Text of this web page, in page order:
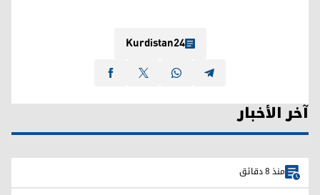
Kurdistan24
آخر الأخبار
منذ 8 دقائق